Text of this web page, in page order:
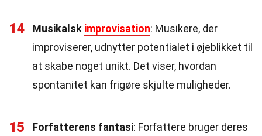
14 Musikalsk improvisation: Musikere, der
improviserer, udnytter potentialet i øjeblikket til
at skabe noget unikt. Det viser, hvordan
spontanitet kan frigøre skjulte muligheder.
15 Forfatterens fantasi: Forfattere bruger deres